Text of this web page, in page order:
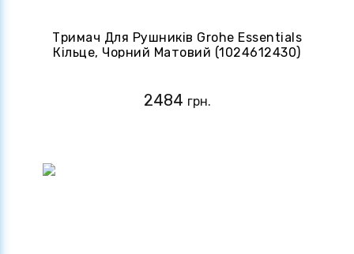
Тримач Для Рушників Grohe Essentials
Кільце, Чорний Матовий (1024612430)
2484 грн.